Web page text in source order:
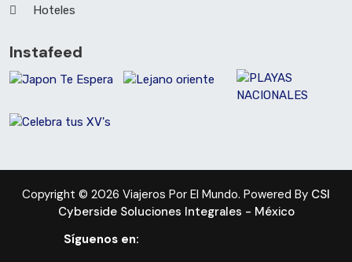
Hoteles
Instafeed
Copyright © 2026 Viajeros Por El Mundo. Powered By CSI
Cyberside Soluciones Integrales - México
Síguenos en: